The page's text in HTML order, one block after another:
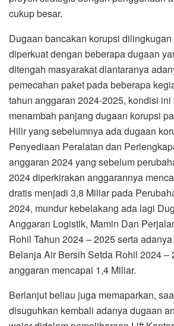
cukup besar.
Dugaan bancakan korupsi
diperkuat dengan beberapa dugaan
ditengah masyarakat diantaranya
pemecahan paket pada beberapa
tahun anggaran 2024-2025, kondisi ini
menambah panjang dugaan korupsi
Hilir yang sebelumnya ada dugaan
Penyediaan Peralatan dan
anggaran 2024 yang sebelum
2024 diperkirakan anggarannya
dratis menjadi 3,8 Miliar pada
2024, mundur kebelakang ada lagi
Anggaran Logistik, Mamin Dan
Rohil Tahun 2024 – 2025 serta
Belanja Air Bersih Setda Rohil 2024 –
anggaran mencapai 1,4 Miliar.
Berlanjut beliau juga memaparkan,
disuguhkan kembali adanya dugaan